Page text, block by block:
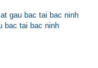
gau bac tai bac ninh
bac tai bac ninh